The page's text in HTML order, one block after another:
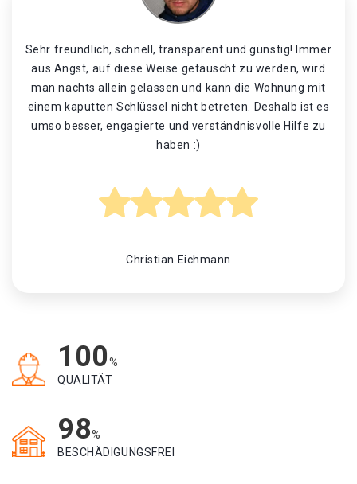
Sehr freundlich, schnell, transparent und günstig! Immer
aus Angst, auf diese Weise getäuscht zu werden, wird
man nachts allein gelassen und kann die Wohnung mit
einem kaputten Schlüssel nicht betreten. Deshalb ist es
umso besser, engagierte und verständnisvolle Hilfe zu
haben :)
Christian Eichmann
100%
QUALITÄT
98%
BESCHÄDIGUNGSFREI